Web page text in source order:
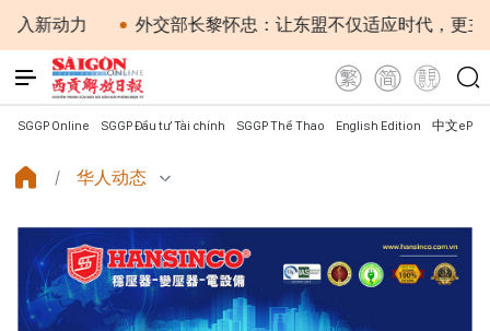
动力 外交部长黎怀忠：让东盟不仅适应时代，更主动塑
SGGP Online SGGP Đầu tư Tài chính SGGP Thể Thao English Edition 中文
华人动态